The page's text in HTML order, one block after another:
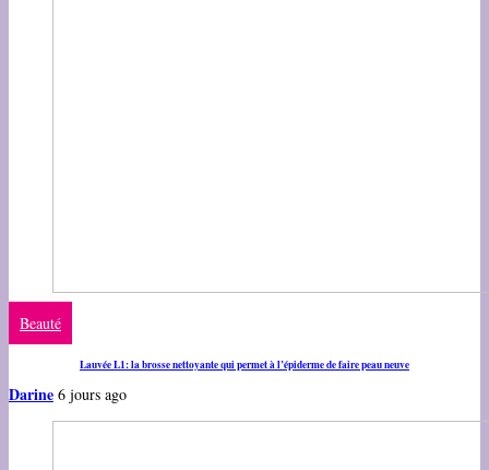
Beauté
Lauvée L1: la brosse nettoyante qui permet à l’épiderme de faire peau neuve
Darine 6 jours ago